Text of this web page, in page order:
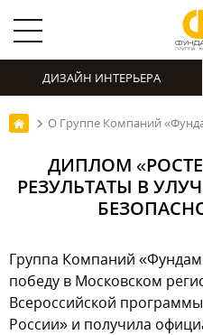
ДИЗАЙН ИНТЕРЬЕРА
О Группе Компаний
ДИПЛОМ
РЕЗУЛЬТАТЫ В
Группа Компаний
победу в Московском
Всероссийской
России» и получила